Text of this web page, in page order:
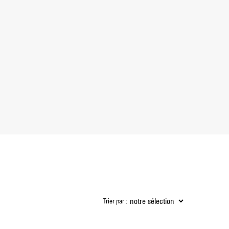
Trier par :